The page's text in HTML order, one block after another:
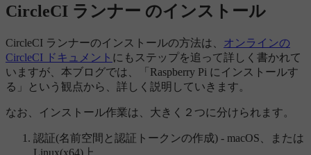
CircleCI ランナー のインストール
CircleCI ランナーのインストールの方法は、 オンラインの
CircleCI ドキュメント にもステップを追って詳しく書かれて
いますが、本ブログでは、「Raspberry Pi にインストールす
る」という観点から、詳しく説明していきます。
なお、インストール作業は、大きく２つに分けられます。
認証(名前空間と認証トークンの作成) - macOS、または
Linux(x64)上